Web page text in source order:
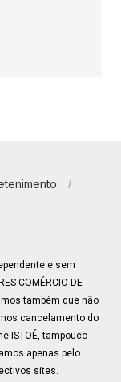
e sem
COMÉRCIO DE
também que não
cancelamento do
ISTOÉ, tampouco
apenas pelo
sites.